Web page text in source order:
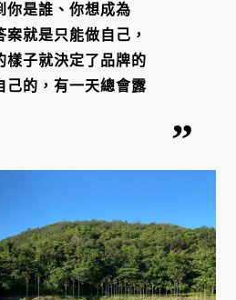
你是誰、你想成為
案就是只能做自己，
樣子就決定了品牌的
己的，有一天總會露